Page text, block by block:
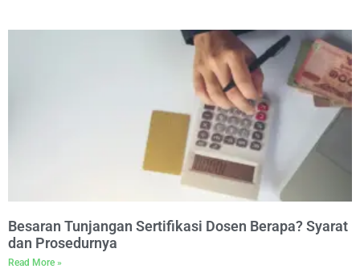
Besaran Tunjangan Sertifikasi Dosen Berapa? Syarat
dan Prosedurnya
Read More »